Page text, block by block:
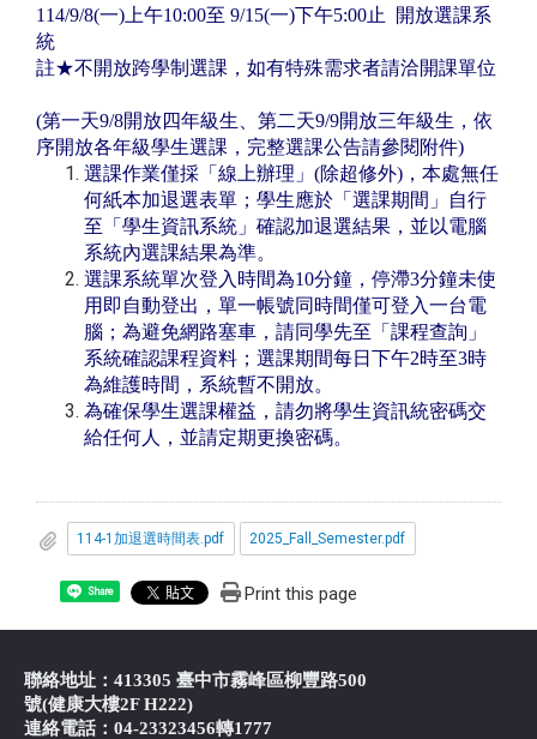
114/9/8(一)上午10:00至 9/15(一)下午5:00止 開放選課系
統
註★不開放跨學制選課，如有特殊需求者請洽開課單位
(第一天9/8開放四年級生、第二天9/9開放三年級生，依
序開放各年級學生選課，完整選課公告請參閱附件)
選課作業僅採「線上辦理」(除超修外)，本處無任
何紙本加退選表單；學生應於「選課期間」自行
至「學生資訊系統」確認加退選結果，並以電腦
系統內選課結果為準。
選課系統單次登入時間為10分鐘，停滯3分鐘未使
用即自動登出，單一帳號同時間僅可登入一台電
腦；為避免網路塞車，請同學先至「課程查詢」
系統確認課程資料；選課期間每日下午2時至3時
為維護時間，系統暫不開放。
為確保學生選課權益，請勿將學生資訊統密碼交
給任何人，並請定期更換密碼。
114-1加退選時間表.pdf 2025_Fall_Semester.pdf
Share Print this page
聯絡地址：413305 臺中市霧峰區柳豐路500
號(健康大樓2F H222)
連絡電話：04-23323456轉1777